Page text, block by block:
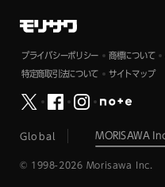
プライバシーポリシー 商標について
特定商取引法について サイトマップ
Global
© 1998-2026 Morisawa Inc.